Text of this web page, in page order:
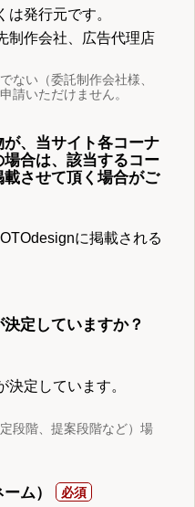
発行元です。
制作会社、広告代理店
ない（委託制作会社様、
請いただけません。
、当サイト各コーナ
合は、該当するコー
させて頂く場合がご
に掲載される
定していますか？
決定しています。
段階、提案段階など）場
ム）